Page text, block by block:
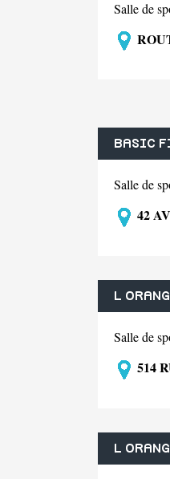
Salle de
BASIC
Salle de
42
L
Salle de
514
L